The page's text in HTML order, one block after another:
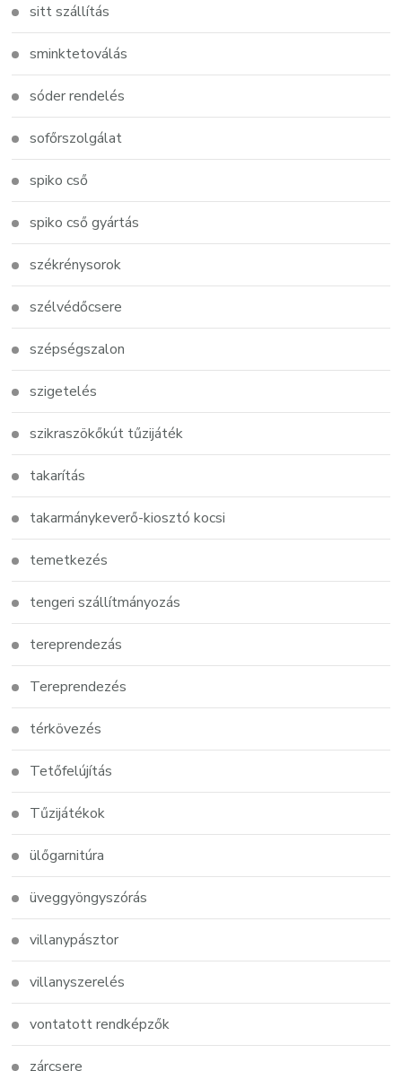
sitt szállítás
sminktetoválás
sóder rendelés
sofőrszolgálat
spiko cső
spiko cső gyártás
székrénysorok
szélvédőcsere
szépségszalon
szigetelés
szikraszökőkút tűzijáték
takarítás
takarmánykeverő-kiosztó kocsi
temetkezés
tengeri szállítmányozás
tereprendezás
Tereprendezés
térkövezés
Tetőfelújítás
Tűzijátékok
ülőgarnitúra
üveggyöngyszórás
villanypásztor
villanyszerelés
vontatott rendképzők
zárcsere